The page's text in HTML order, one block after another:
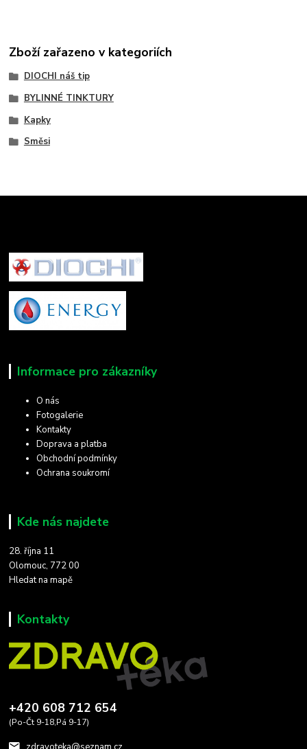
Zboží zařazeno v kategoriích
DIOCHI náš tip
BYLINNÉ TINKTURY
Kapky
Směsi
Informace pro zákazníky
O nás
Fotogalerie
Kontakty
Doprava a platba
Obchodní podmínky
Ochrana soukromí
Kde nás najdete
28. října 11
Olomouc, 772 00
Hledat na mapě
Kontakty
+420 608 712 654
(Po-Čt 9-18,Pá 9-17)